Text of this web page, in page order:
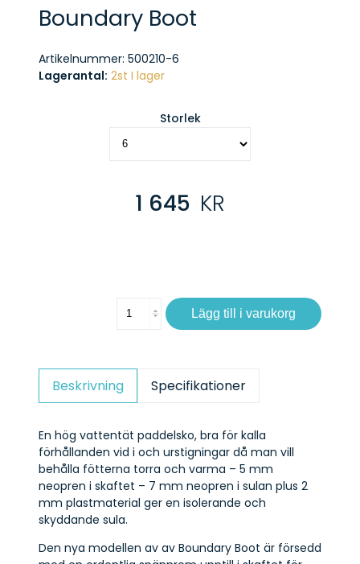
Boundary Boot
Artikelnummer: 500210-6
Lagerantal: 2st I lager
Storlek
1 645 KR
Lägg till i varukorg
Beskrivning Specifikationer
En hög vattentät paddelsko, bra för kalla
förhållanden vid i och urstigningar då man vill
behålla fötterna torra och varma – 5 mm
neopren i skaftet – 7 mm neopren i sulan plus 2
mm plastmaterial ger en isolerande och
skyddande sula.
Den nya modellen av av Boundary Boot är försedd